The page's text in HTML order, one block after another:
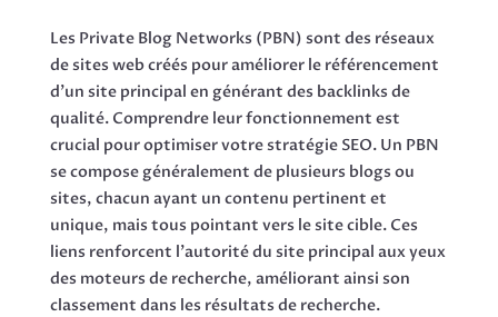
Les Private Blog Networks (PBN) sont des réseaux
de sites web créés pour améliorer le référencement
d’un site principal en générant des backlinks de
qualité. Comprendre leur fonctionnement est
crucial pour optimiser votre stratégie SEO. Un PBN
se compose généralement de plusieurs blogs ou
sites, chacun ayant un contenu pertinent et
unique, mais tous pointant vers le site cible. Ces
liens renforcent l’autorité du site principal aux yeux
des moteurs de recherche, améliorant ainsi son
classement dans les résultats de recherche.